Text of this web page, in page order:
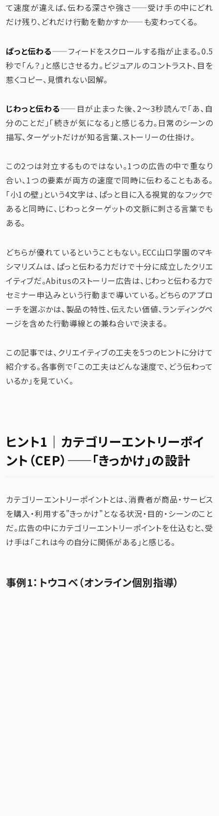
て速度が違えば、伝わる深さや強さ——受け手の中にどれ
だけ残り、どれだけ行動を動かすか——も変わってくる。
ぱっと伝わる——フィードをスクロールする指が止まる。0.5
秒で「ん？」と感じさせる力。ビジュアルのコントラスト、目を
惹くコピー、見慣れない図解。
じわっと伝わる——目が止まった後、2〜3秒読んで「あ、自
分のことだ」「続きが気になる」と感じる力。日常のシーンの
描写、ターゲットだけが知る言葉、ストーリーの仕掛け。
この2つは対立するものではない。1つの広告の中で重なり
合い、1つの要素が両方の速度で同時に伝わることもある。
「小1の壁」という4文字は、ぱっと目に入る視覚的なフックで
あると同時に、じわっとターゲットの文脈に刺さる言葉でも
ある。
どちらが優れているということもない。ECC山口学園のマキ
シマリズムは、ぱっと伝わる力だけで十分に成立したクリエ
イティブだ。Abitusのストーリー広告は、じわっと伝わる力で
セミナー申込みという行動まで導いている。どちらのアプロ
ーチを選ぶかは、製品の特性、伝えたい価値、ランディングペ
ージを含めた行動導線との兼ね合いで決まる。
この記事では、クリエイティブの工夫を5つのヒントに分けて
紹介する。各事例で「この工夫はどんな速度で、どう伝わって
いるか」を見ていく。
ヒント1｜カテゴリーエントリーポイ
ント（CEP）——「きっかけ」の設計
カテゴリーエントリーポイントとは、消費者が商品・サービス
を購入・利用する"きっかけ"となる状況・目的・シーンのこと
だ。広告の中にカテゴリーエントリーポイントを仕込むと、受
け手は「これは今の自分に関係がある」と感じる。
事例1：トウコベ（オンライン個別指導）